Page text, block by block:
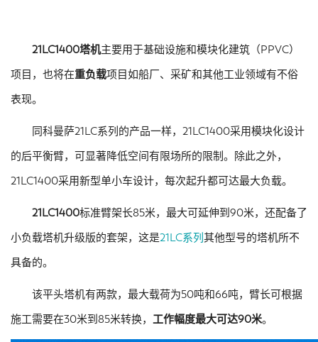
21LC1400塔机主要用于基础设施和模块化建筑（PPVC）
项目，也将在重负载项目如船厂、采矿和其他工业领域有不俗
表现。
同科曼萨21LC系列的产品一样，21LC1400采用模块化设计
的后平衡臂，可显著降低空间有限场所的限制。除此之外，
21LC1400采用新型单小车设计，每次起升都可达最大负载。
21LC1400标准臂架长85米，最大可延伸到90米，还配备了
小负载塔机升级版的套架，这是21LC系列 其他型号的塔机所不
具备的。
该平头塔机有两款，最大载荷为50吨和66吨，臂长可根据
施工需要在30米到85米转换， 工作幅度最大可达90米。